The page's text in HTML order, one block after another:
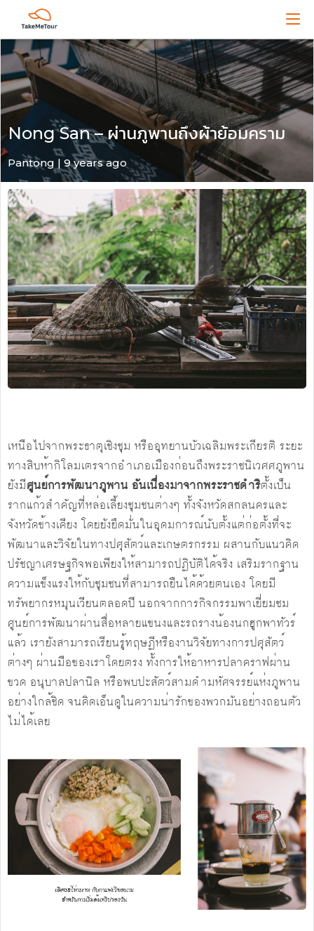
Nong San – ผ่านภูพานถึงผ้าย้อมคราม
Pantong | 9 years ago
เหนือไปจากพระธาตุเชิงชุม หรืออุทยานบัวเฉลิมพระเกียรติ ระยะ
ทางสิบห้ากิโลมเตรจากอำเภอเมืองก่อนถึงพระราชนิเวศศภูพาน
ยังมีศูนย์การพัฒนาภูพาน อันเนื่องมาจากพระราชดำริตั้งเป็น
รากแก้วสำคัญที่หล่อเลี้ยงชุมชนต่างๆ ทั้งจังหวัดสกลนครและ
จังหวัดข้างเคียง โดยยังยึดมั่นในอุดมการณ์นับตั้งแต่ก่อตั้งที่จะ
พัฒนาและวิจัยในทางปศุสัตว์และเกษตรกรรม ผสานกับแนวคิด
ปรัชญาเศรษฐกิจพอเพียงให้สามารถปฏิบัติได้จริง เสริมรากฐาน
ความแข็งแรงให้กับชุมชนที่สามารถยืนได้ด้วยตนเอง โดยมี
ทรัพยากรหมุนเวียนตลอดปี นอกจากการกิจกรรมพาเยี่ยมชม
ศูนย์การพัฒนาผ่านสื่อหลายแขนงและรถรางน้องนกฮูกพาทัวร์
แล้ว เรายังสามารถเรียนรู้ทฤษฏีหรืองานวิจัยทางการปศุสัตว์
ต่างๆ ผ่านมือของเราโดยตรง ทั้งการให้อาหารปลาคราฟผ่าน
ขวด อนุบาลปลานิล หรือพบปะสัตว์สามดำมหัศจรรย์แห่งภูพาน
อย่างใกล้ชิด จนคิดเอ็นดูในความน่ารักของพวกมันอย่างถอนตัว
ไม่ได้เลย